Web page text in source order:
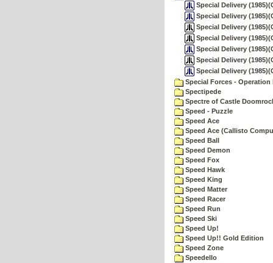
Special Delivery
Special Delivery
Special Delivery
Special Delivery
Special Delivery
Special Delivery
Special Delivery
Special Forces - Operation
Spectipede
Spectre of Castle
Speed - Puzzle
Speed Ace
Speed Ace (Callisto
Speed Ball
Speed Demon
Speed Fox
Speed Hawk
Speed King
Speed Matter
Speed Racer
Speed Run
Speed Ski
Speed Up!
Speed Up!! Gold Edition
Speed Zone
Speedello